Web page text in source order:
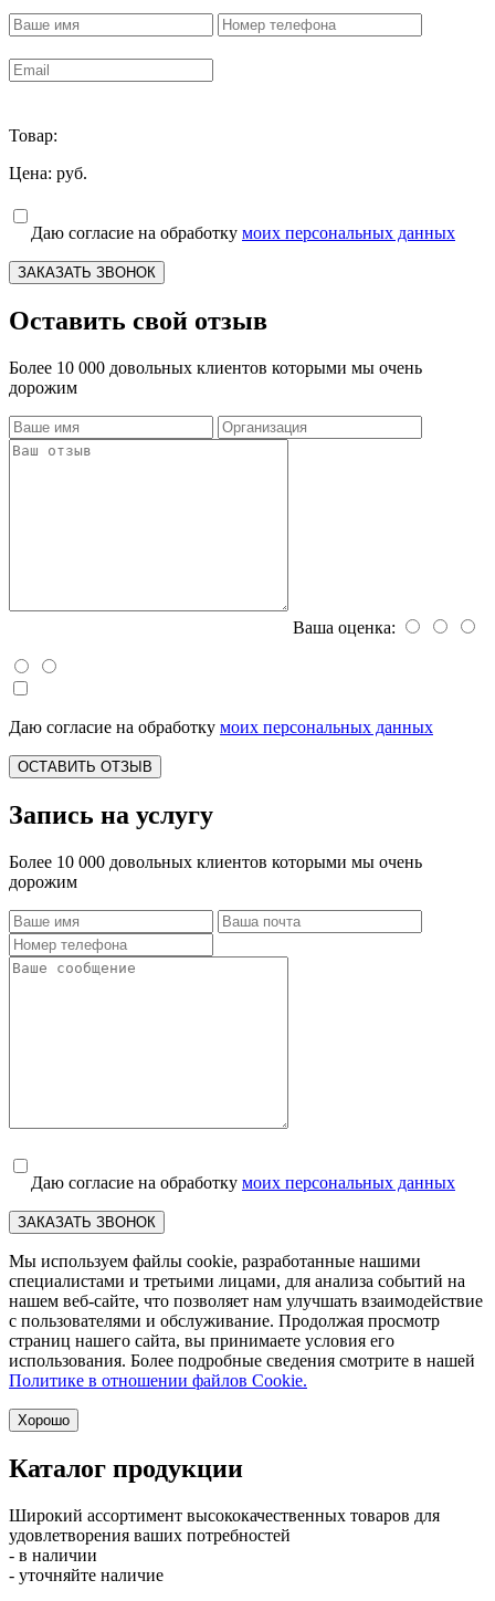
Товар:
Цена: руб.
Даю согласие на обработку моих персональных данных
ЗАКАЗАТЬ ЗВОНОК
Оставить свой отзыв
Более 10 000 довольных клиентов которыми мы очень
дорожим
Ваша оценка:
Даю согласие на обработку моих персональных данных
ОСТАВИТЬ ОТЗЫВ
Запись на услугу
Более 10 000 довольных клиентов которыми мы очень
дорожим
Даю согласие на обработку моих персональных данных
ЗАКАЗАТЬ ЗВОНОК
Мы используем файлы cookie, разработанные нашими
специалистами и третьими лицами, для анализа событий на
нашем веб-сайте, что позволяет нам улучшать взаимодействие
с пользователями и обслуживание. Продолжая просмотр
страниц нашего сайта, вы принимаете условия его
использования. Более подробные сведения смотрите в нашей
Политике в отношении файлов Cookie.
Хорошо
Каталог продукции
Широкий ассортимент высококачественных товаров для
удовлетворения ваших потребностей
- в наличии
- уточняйте наличие